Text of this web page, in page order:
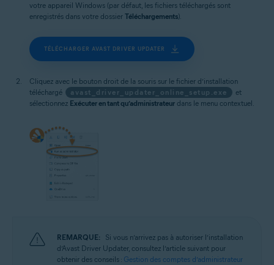
votre appareil Windows (par défaut, les fichiers téléchargés sont
enregistrés dans votre dossier Téléchargements).
TÉLÉCHARGER AVAST DRIVER UPDATER
Cliquez avec le bouton droit de la souris sur le fichier d’installation
téléchargé
avast_driver_updater_online_setup.exe
et
sélectionnez Exécuter en tant qu’administrateur dans le menu contextuel.
REMARQUE:
Si vous n’arrivez pas à autoriser l’installation
d’Avast Driver Updater, consultez l’article suivant pour
obtenir des conseils : Gestion des comptes d’administrateur